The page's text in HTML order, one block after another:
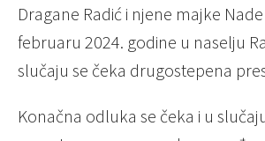
Dragane Radić i njene majke
februaru 2024. godine u naselju
slučaju se čeka drugostepena
Konačna odluka se čeka i u